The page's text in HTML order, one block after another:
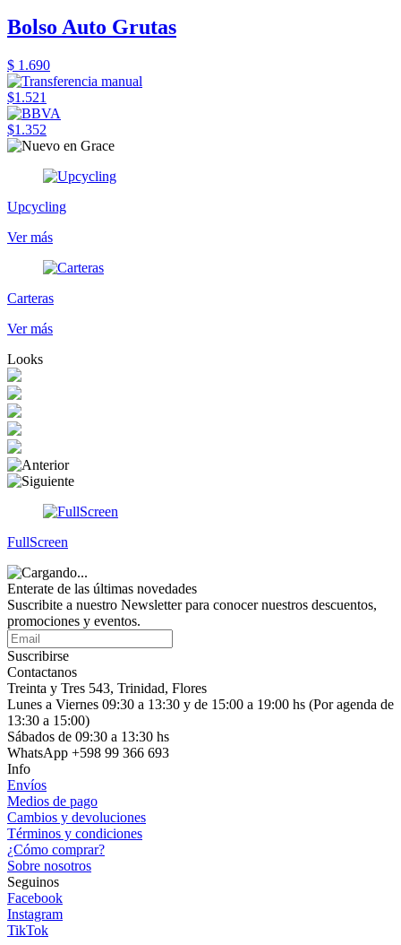
Bolso Auto Grutas
$ 1.690
$1.521
$1.352
Upcycling
Ver más
Carteras
Ver más
Looks
FullScreen
Enterate de las últimas novedades
Suscribite a nuestro Newsletter para conocer nuestros descuentos,
promociones y eventos.
Suscribirse
Contactanos
Treinta y Tres 543, Trinidad, Flores
Lunes a Viernes 09:30 a 13:30 y de 15:00 a 19:00 hs (Por agenda de
13:30 a 15:00)
Sábados de 09:30 a 13:30 hs
WhatsApp +598 99 366 693
Info
Envíos
Medios de pago
Cambios y devoluciones
Términos y condiciones
¿Cómo comprar?
Sobre nosotros
Seguinos
Facebook
Instagram
TikTok